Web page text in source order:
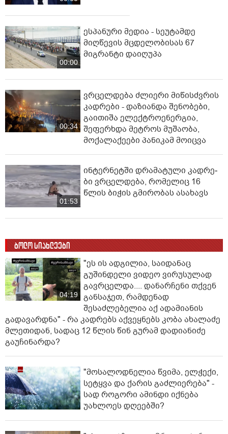
00:00
ესპანური მედია - სეუტამდე
მიღწევის მცდელობისას 67
მიგრანტი დაიღუპა
00:34
ვრცელდება ძლიერი მიწისძვრის
კადრები - დაზიანდა შენობები,
გაითიშა ელექტროენერგია,
შეფერხდა მეტროს მუშაობა,
მოქალაქეები პანიკამ მოიცვა
01:53
ინ­ტერ­ნეტ­ში დრა­მა­ტუ­ლი კად­რე­
ბი ვრცელდება, რომელიც 16
წლის ბიჭის გმირობას ასახავს
ბოლო სიახლეები
04:19
"ეს ის ადგილია, საიდანაც
გუშინდელი ვიდეო ვირუსულად
გავრცელდა.... დანარჩენი თქვენ
განსაჯეთ, რამდენად
შესაძლებელია აქ ადამიანის
გადავარდნა" - რა კადრებს აქვეყნებს კობა ახალაძე
მლეთიდან, სადაც 12 წლის წინ გურამ დადიანიძე
გაუჩინარდა?
"მოსალოდნელია წვიმა, ელჭექი,
სეტყვა და ქარის გაძლიერება" -
სად როგორი ამინდი იქნება
უახლოეს დღეებში?